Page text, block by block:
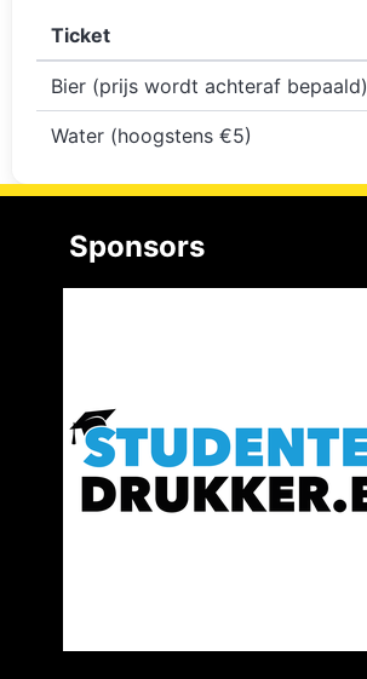
Ticket
Bier (prijs wordt achteraf bepaald)
Water (hoogstens €5)
Sponsors